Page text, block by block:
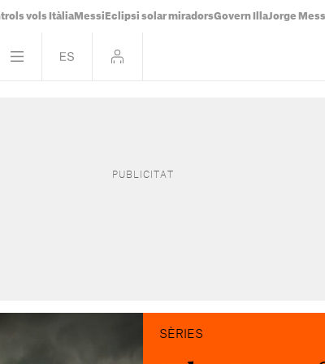
vols Itàlia Messi Eclipsi solar miradorsGovern IllaJorge
SÈRIES